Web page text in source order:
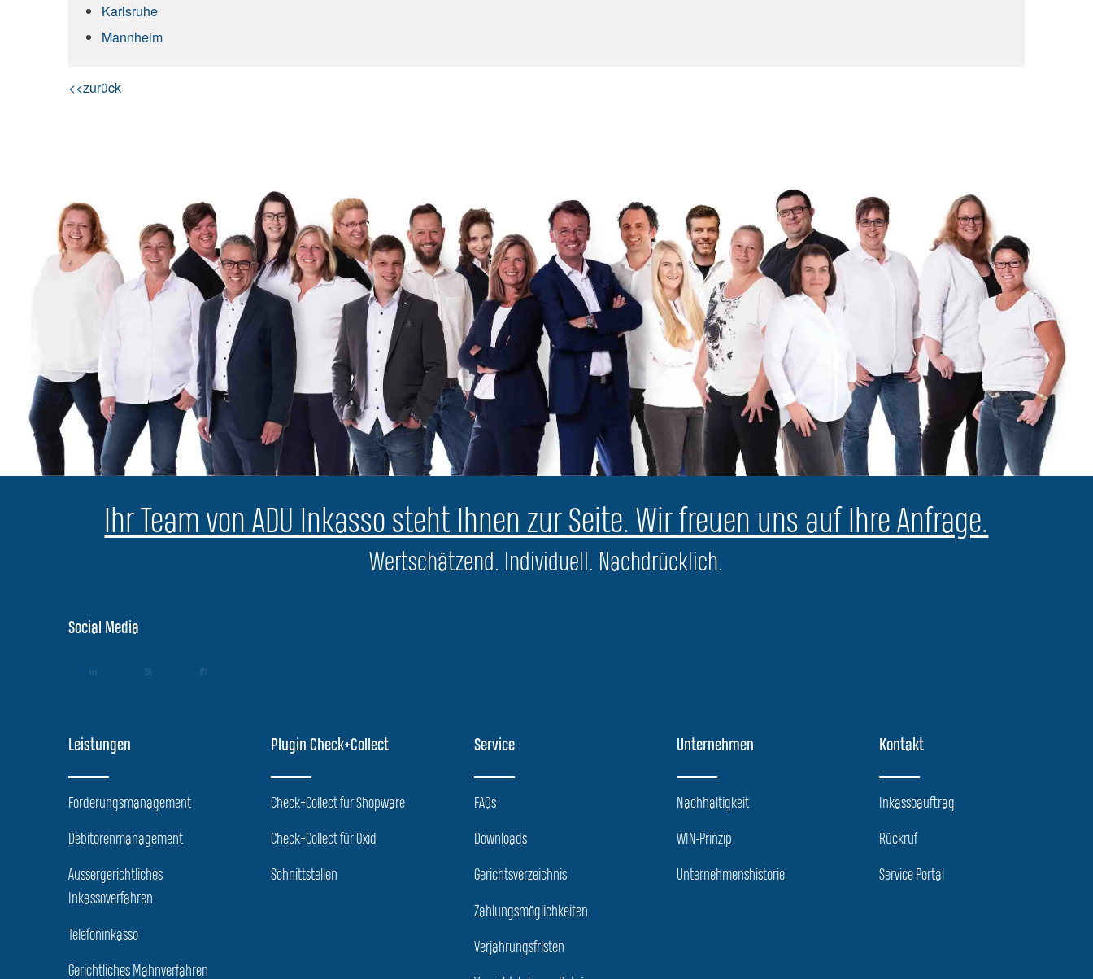
Karlsruhe
Mannheim
<<zurück
Ihr Team von ADU Inkasso steht Ihnen zur Seite. Wir freuen uns auf Ihre Anfrage.
Wertschätzend. Individuell. Nachdrücklich.
Social Media
Leistungen
Forderungsmanagement
Debitorenmanagement
Aussergerichtliches
Inkassoverfahren
Telefoninkasso
Gerichtliches Mahnverfahren
Plugin Check+Collect
Check+Collect für Shopware
Check+Collect für Oxid
Schnittstellen
Service
FAQs
Downloads
Gerichtsverzeichnis
Zahlungsmöglichkeiten
Verjährungsfristen
Unternehmen
Nachhaltigkeit
WIN-Prinzip
Unternehmenshistorie
Kontakt
Inkassoauftrag
Rückruf
Service Portal